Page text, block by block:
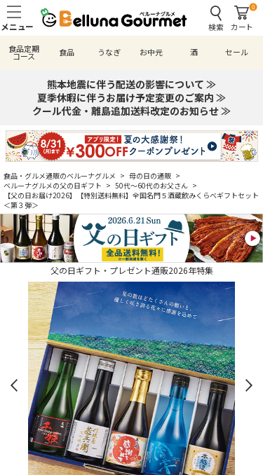
検索
0
カート
食品定期
コース 食品 うなぎ お中元 酒 セール
熊本地震に伴う配送の影響について ≫
夏季休暇に伴うお届け予定変更のご案内 ≫
クール代金・離島追加送料改定のお知らせ ≫
食品・グルメ通販のベルーナグルメ > 母の日の通販 >
ベルーナグルメの父の日ギフト > 50代～60代のお父さん >
【父の日お届け2026】【特別送料無料】全国名門５酒蔵飲みくらべギフトセット
＜第３弾＞
父の日ギフト・プレゼント通販2026年特集